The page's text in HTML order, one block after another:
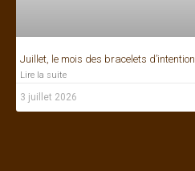
Juillet, le mois des bracelets d’intention
Lire la suite
3 juillet 2026